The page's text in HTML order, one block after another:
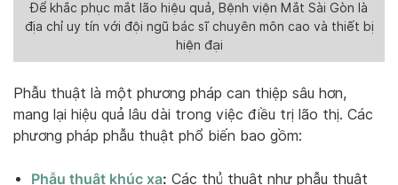
Để khắc phục mắt lão hiệu quả, Bệnh viện Mắt Sài Gòn là
địa chỉ uy tín với đội ngũ bác sĩ chuyên môn cao và thiết bị
hiện đại
Phẫu thuật là một phương pháp can thiệp sâu hơn,
mang lại hiệu quả lâu dài trong việc điều trị lão thị. Các
phương pháp phẫu thuật phổ biến bao gồm:
Phẫu thuật khúc xạ: Các thủ thuật như phẫu thuật